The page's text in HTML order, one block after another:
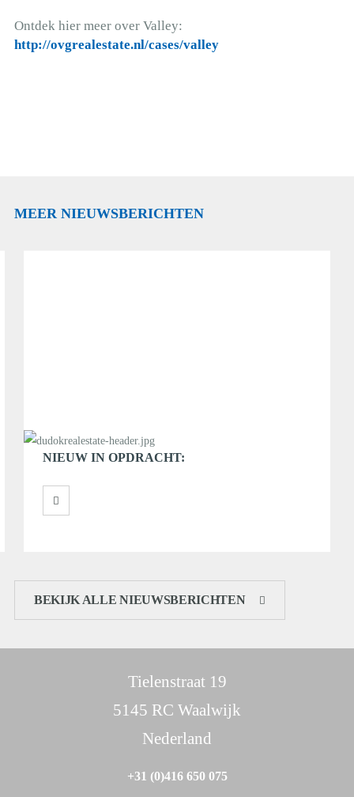
Ontdek hier meer over Valley:
http://ovgrealestate.nl/cases/valley
MEER NIEUWSBERICHTEN
NIEUW IN OPDRACHT:
BEKIJK ALLE NIEUWSBERICHTEN
Tielenstraat 19
5145 RC Waalwijk
Nederland
+31 (0)416 650 075